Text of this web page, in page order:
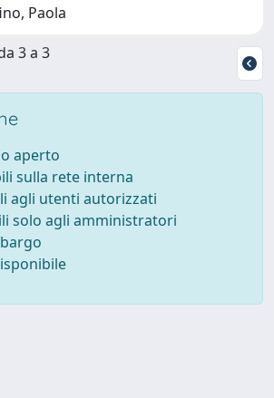
Paola
3 a 3
aperto
sulla rete interna
agli utenti autorizzati
solo agli amministratori